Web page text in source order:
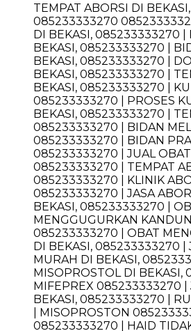
TEMPAT ABORSI DI
085233333270
DI BEKASI, 085233333270 |
BEKASI, 085233333270 |
BEKASI, 085233333270 |
BEKASI, 085233333270 |
BEKASI, 085233333270 |
085233333270 | PROSES
BEKASI, 085233333270 |
085233333270 | BIDAN
085233333270 | BIDAN
085233333270 | JUAL
085233333270 | TEMPAT
085233333270 | KLINIK
085233333270 | JASA
BEKASI, 085233333270 |
MENGGUGURKAN
085233333270 | OBAT
DI BEKASI, 085233333270 |
MURAH DI BEKASI,
MISOPROSTOL DI BEKASI,
MIFEPREX 085233333270 |
BEKASI, 085233333270 |
| MISOPROSTON
085233333270 | HAID